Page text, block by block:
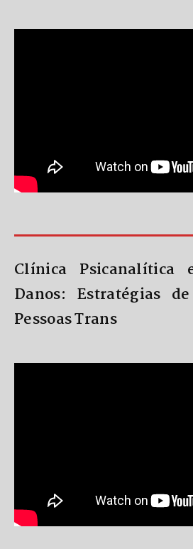
Clínica Psicanalítica
Danos: Estratégias
Pessoas Trans